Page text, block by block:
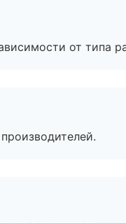
от типа